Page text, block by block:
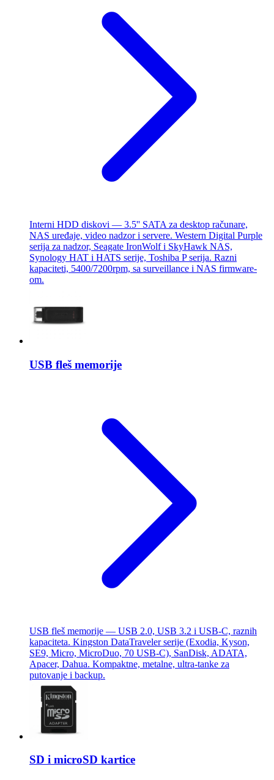
Interni HDD diskovi — 3.5'' SATA za desktop računare,
NAS uređaje, video nadzor i servere. Western Digital Purple
serija za nadzor, Seagate IronWolf i SkyHawk NAS,
Synology HAT i HATS serije, Toshiba P serija. Razni
kapaciteti, 5400/7200rpm, sa surveillance i NAS firmware-
om.
USB fleš memorije
USB fleš memorije — USB 2.0, USB 3.2 i USB-C, raznih
kapaciteta. Kingston DataTraveler serije (Exodia, Kyson,
SE9, Micro, MicroDuo, 70 USB-C), SanDisk, ADATA,
Apacer, Dahua. Kompaktne, metalne, ultra-tanke za
putovanje i backup.
SD i microSD kartice